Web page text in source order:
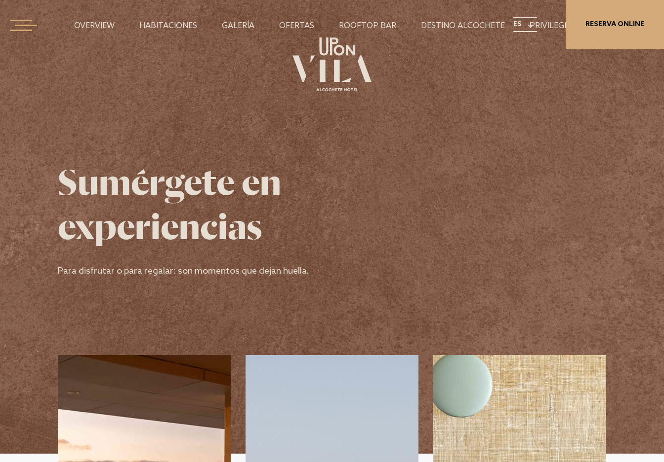
OVERVIEW HABITACIONES GALERÍA OFERTAS ROOFTOP BAR DESTINO ALCOCHETE PRIVILEGE CARD
ES RESERVA ONLINE
Sumérgete en
experiencias
Para disfrutar o para regalar: son momentos que dejan huella.